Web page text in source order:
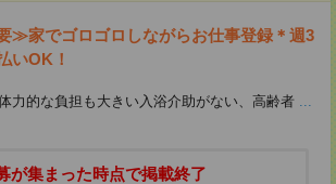
≫家でゴロゴロしながらお仕事登録＊週3
いOK！
力的な負担も大きい入浴介助がない、高齢者 ...
が集まった時点で掲載終了